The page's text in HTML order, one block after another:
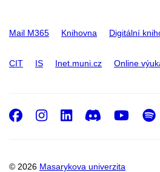
Mail M365 Knihovna Digitální
CIT IS Inet.muni.cz Online
© 2026 Masarykova univerzita
Facebook
Instagram
LinkedIn